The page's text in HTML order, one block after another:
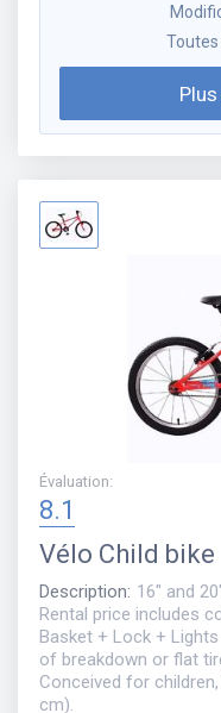
Évaluation:
8.1
Vélo Child bike
Description: 16" and
Rental price includes
Basket + Lock +
of breakdown or flat
Conceived for
cm).